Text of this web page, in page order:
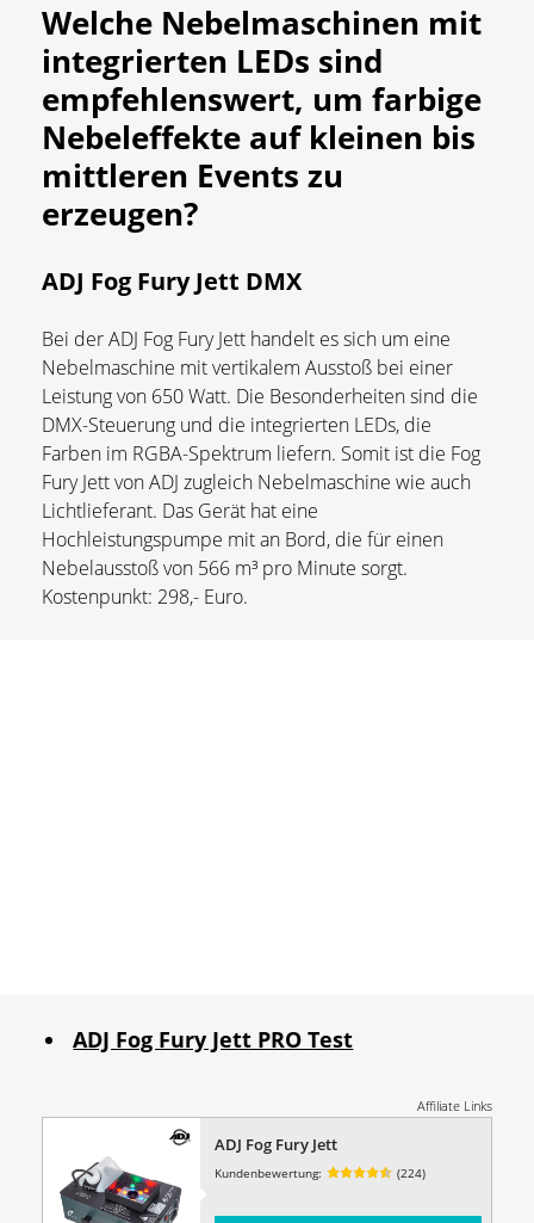
Welche Nebelmaschinen mit
integrierten LEDs sind
empfehlenswert, um farbige
Nebeleffekte auf kleinen bis
mittleren Events zu
erzeugen?
ADJ Fog Fury Jett DMX
Bei der ADJ Fog Fury Jett handelt es sich um eine
Nebelmaschine mit vertikalem Ausstoß bei einer
Leistung von 650 Watt. Die Besonderheiten sind die
DMX-Steuerung und die integrierten LEDs, die
Farben im RGBA-Spektrum liefern. Somit ist die Fog
Fury Jett von ADJ zugleich Nebelmaschine wie auch
Lichtlieferant. Das Gerät hat eine
Hochleistungspumpe mit an Bord, die für einen
Nebelausstoß von 566 m³ pro Minute sorgt.
Kostenpunkt: 298,- Euro.
ADJ Fog Fury Jett PRO Test
Affiliate Links
ADJ Fog Fury Jett
Kundenbewertung: (224)